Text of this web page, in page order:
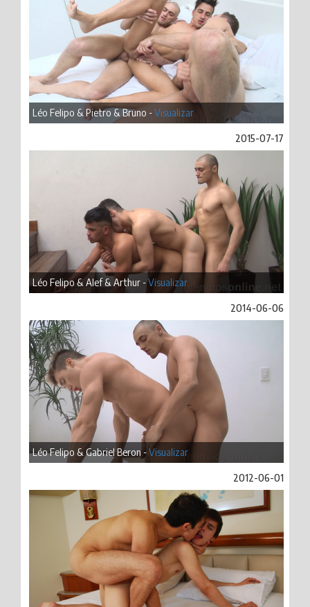
Léo Felipo & Pietro & Bruno -Visualizar
2015-07-17
Léo Felipo & Alef & Arthur -Visualizar
2014-06-06
Léo Felipo & Gabriel Beron -Visualizar
2012-06-01